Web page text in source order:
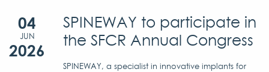
04
JUN
2026
SPINEWAY to participate in
the SFCR Annual Congress
SPINEWAY, a specialist in innovative implants for